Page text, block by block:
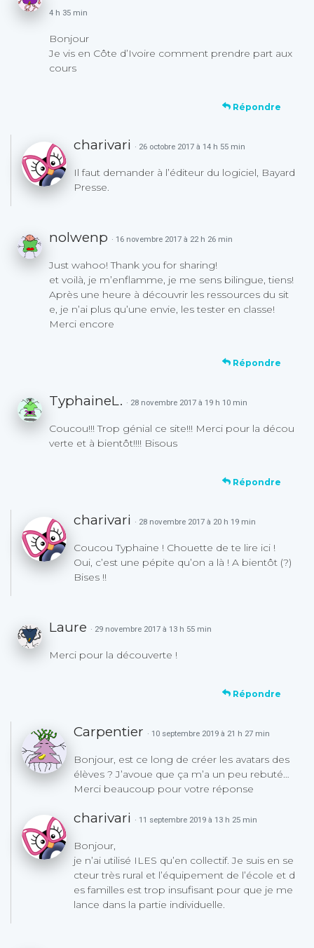
4 h 35 min
Bonjour
Je vis en Côte d’Ivoire comment prendre part aux
cours
Répondre
charivari · 26 octobre 2017 à 14 h 55 min
Il faut demander à l’éditeur du logiciel, Bayard
Presse.
nolwenp · 16 novembre 2017 à 22 h 26 min
Just wahoo! Thank you for sharing!
et voilà, je m’enflamme, je me sens bilingue, tiens!
Après une heure à découvrir les ressources du sit
e, je n’ai plus qu’une envie, les tester en classe!
Merci encore
Répondre
TyphaineL. · 28 novembre 2017 à 19 h 10 min
Coucou!!! Trop génial ce site!!! Merci pour la décou
verte et à bientôt!!!! Bisous
Répondre
charivari · 28 novembre 2017 à 20 h 19 min
Coucou Typhaine ! Chouette de te lire ici !
Oui, c’est une pépite qu’on a là ! A bientôt (?)
Bises !!
Laure · 29 novembre 2017 à 13 h 55 min
Merci pour la découverte !
Répondre
Carpentier · 10 septembre 2019 à 21 h 27 min
Bonjour, est ce long de créer les avatars des
élèves ? J’avoue que ça m’a un peu rebuté…
Merci beaucoup pour votre réponse
charivari · 11 septembre 2019 à 13 h 25 min
Bonjour,
je n’ai utilisé ILES qu’en collectif. Je suis en se
cteur très rural et l’équipement de l’école et d
es familles est trop insufisant pour que je me
lance dans la partie individuelle.